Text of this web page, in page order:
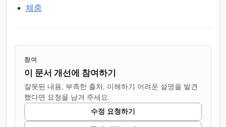
체중
참여
이 문서 개선에 참여하기
잘못된 내용, 부족한 출처, 이해하기 어려운 설명을 발견
했다면 요청을 남겨 주세요.
수정 요청하기